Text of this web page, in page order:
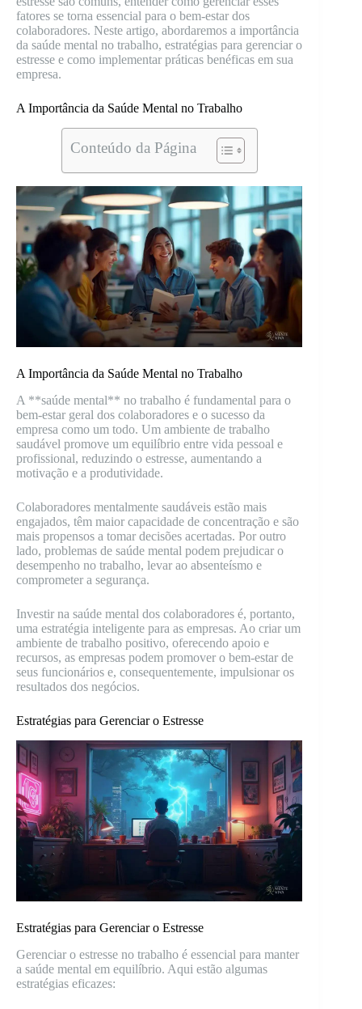
fatores se torna essencial para o bem-estar dos
colaboradores. Neste artigo, abordaremos a importância
da saúde mental no trabalho, estratégias para gerenciar o
estresse e como implementar práticas benéficas em sua
empresa.
A Importância da Saúde Mental no Trabalho
Conteúdo da Página
A Importância da Saúde Mental no Trabalho
A **saúde mental** no trabalho é fundamental para o
bem-estar geral dos colaboradores e o sucesso da
empresa como um todo. Um ambiente de trabalho
saudável promove um equilíbrio entre vida pessoal e
profissional, reduzindo o estresse, aumentando a
motivação e a produtividade.
Colaboradores mentalmente saudáveis estão mais
engajados, têm maior capacidade de concentração e são
mais propensos a tomar decisões acertadas. Por outro
lado, problemas de saúde mental podem prejudicar o
desempenho no trabalho, levar ao absenteísmo e
comprometer a segurança.
Investir na saúde mental dos colaboradores é, portanto,
uma estratégia inteligente para as empresas. Ao criar um
ambiente de trabalho positivo, oferecendo apoio e
recursos, as empresas podem promover o bem-estar de
seus funcionários e, consequentemente, impulsionar os
resultados dos negócios.
Estratégias para Gerenciar o Estresse
Estratégias para Gerenciar o Estresse
Gerenciar o estresse no trabalho é essencial para manter
a saúde mental em equilíbrio. Aqui estão algumas
estratégias eficazes: